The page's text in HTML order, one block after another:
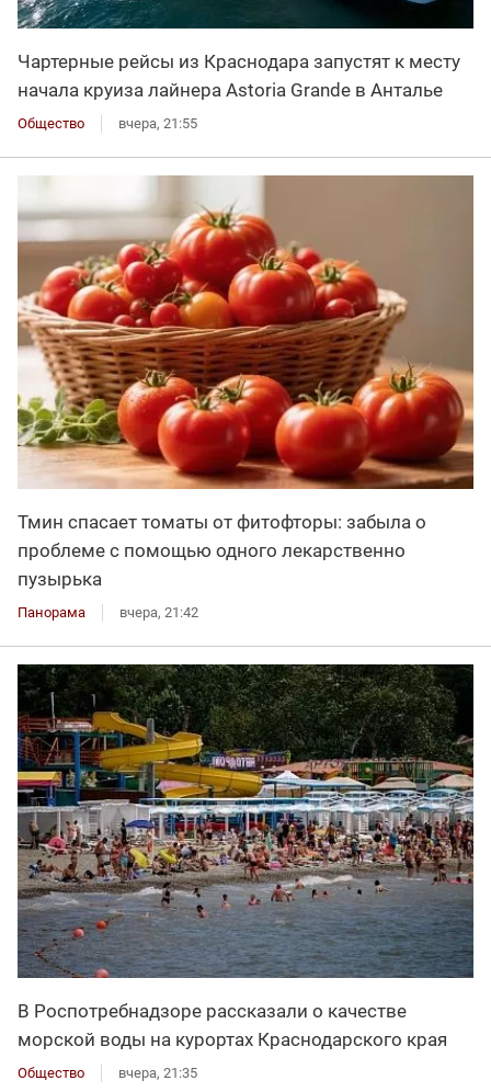
Чартерные рейсы из Краснодара запустят к месту
начала круиза лайнера Astoria Grande в Анталье
Общество вчера, 21:55
Тмин спасает томаты от фитофторы: забыла о
проблеме с помощью одного лекарственно
пузырька
Панорама вчера, 21:42
В Роспотребнадзоре рассказали о качестве
морской воды на курортах Краснодарского края
Общество вчера, 21:35